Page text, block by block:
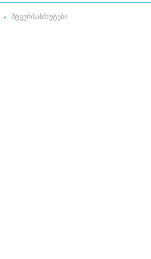
მტვერსასრუტები